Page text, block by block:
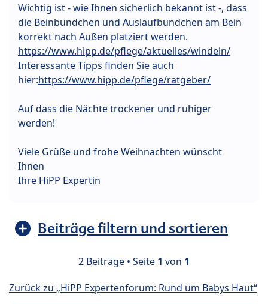
Wichtig ist - wie Ihnen sicherlich bekannt ist -, dass
die Beinbündchen und Auslaufbündchen am Bein
korrekt nach Außen platziert werden.
https://www.hipp.de/pflege/aktuelles/windeln/
Interessante Tipps finden Sie auch
hier:https://www.hipp.de/pflege/ratgeber/
Auf dass die Nächte trockener und ruhiger
werden!
Viele Grüße und frohe Weihnachten wünscht
Ihnen
Ihre HiPP Expertin
Beiträge filtern und sortieren
2 Beiträge • Seite 1 von 1
Zurück zu „HiPP Expertenforum: Rund um Babys Haut“